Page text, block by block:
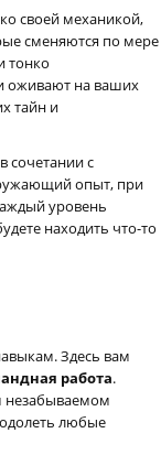
своей механикой,
сменяются по мере
тонко
оживают на ваших
тайн и
сочетании с
опыт, при
уровень
находить что-то
Здесь вам
работа.
незабываемом
любые